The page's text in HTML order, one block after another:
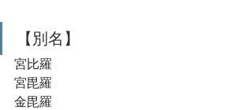
【別名】
宮比羅
宮毘羅
金毘羅